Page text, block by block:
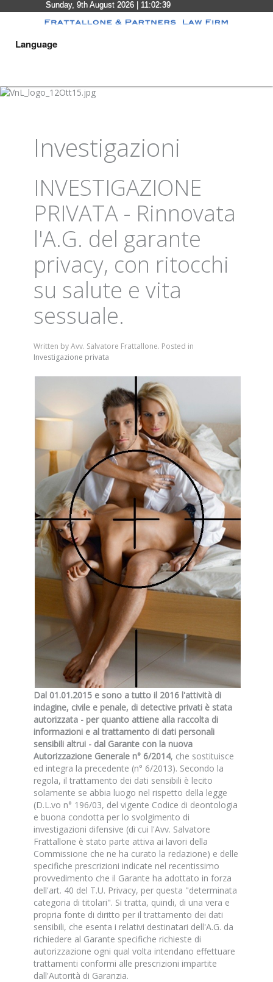
Sunday, 9th August 2026 | 11:02:40
Language
Investigazioni
INVESTIGAZIONE
PRIVATA - Rinnovata
l'A.G. del garante
privacy, con ritocchi
su salute e vita
sessuale.
Written by Avv. Salvatore Frattallone. Posted in
Investigazione privata
Dal 01.01.2015 e sono a tutto il 2016 l'attività di
indagine, civile e penale, di detective privati è stata
autorizzata - per quanto attiene alla raccolta di
informazioni e al trattamento di dati personali
sensibili altrui - dal Garante con la nuova
Autorizzazione Generale n° 6/2014, che sostituisce
ed integra la precedente (n° 6/2013). Secondo la
regola, il trattamento dei dati sensibili è lecito
solamente se abbia luogo nel rispetto della legge
(D.L.vo n° 196/03, del vigente Codice di deontologia
e buona condotta per lo svolgimento di
investigazioni difensive (di cui l'Avv. Salvatore
Frattallone è stato parte attiva ai lavori della
Commissione che ne ha curato la redazione) e delle
specifiche prescrizioni indicate nel recentissimo
provvedimento che il Garante ha adottato in forza
dell'art. 40 del T.U. Privacy, per questa "determinata
categoria di titolari". Si tratta, quindi, di una vera e
propria fonte di diritto per il trattamento dei dati
sensibili, che esenta i relativi destinatari dell'A.G. da
richiedere al Garante specifiche richieste di
autorizzazione ogni qual volta intendano effettuare
trattamenti conformi alle prescrizioni impartite
dall'Autorità di Garanzia.